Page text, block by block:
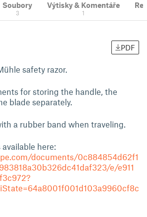
Soubory
3
Výtisky & Komentáře
1
PDF
safety razor.
for storing the handle, the
blade separately.
a rubber band when traveling.
here:
documents/0c884854d62f1
e/e911